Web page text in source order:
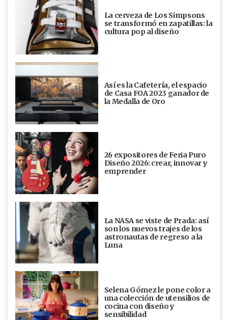
La cerveza de Los Simpsons
se transformó en zapatillas: la
cultura pop al diseño
Así es la Cafetería, el espacio
de Casa FOA 2023 ganador de
la Medalla de Oro
26 expositores de Feria Puro
Diseño 2026: crear, innovar y
emprender
La NASA se viste de Prada: así
son los nuevos trajes de los
astronautas de regreso a la
Luna
Selena Gómez le pone color a
una colección de utensilios de
cocina con diseño y
sensibilidad